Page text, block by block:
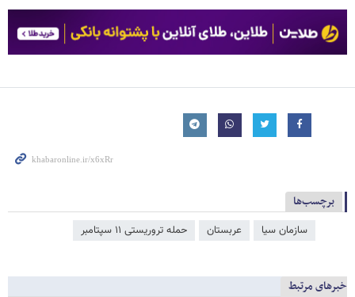
برچسب‌ها
سازمان سیا عربستان حمله تروریستی ۱۱ سپتامبر
خبرهای مرتبط